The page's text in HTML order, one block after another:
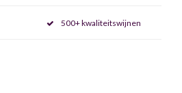
500+ kwaliteitswijnen